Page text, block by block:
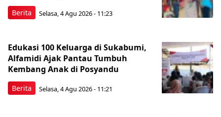
Berita Selasa, 4 Agu 2026 - 11:23
Berita
Edukasi 100 Keluarga di Sukabumi,
Alfamidi Ajak Pantau Tumbuh
Kembang Anak di Posyandu
Selasa, 4 Agu 2026 - 11:21